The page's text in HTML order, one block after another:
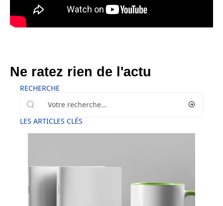
Ne ratez rien de l'actu
RECHERCHE
LES ARTICLES CLÉS